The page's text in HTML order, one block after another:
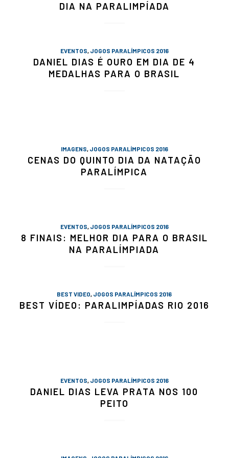
DIA NA PARALIMPÍADA
EVENTOS, JOGOS PARALÍMPICOS 2016
DANIEL DIAS É OURO EM DIA DE 4
MEDALHAS PARA O BRASIL
IMAGENS, JOGOS PARALÍMPICOS 2016
CENAS DO QUINTO DIA DA NATAÇÃO
PARALÍMPICA
EVENTOS, JOGOS PARALÍMPICOS 2016
8 FINAIS: MELHOR DIA PARA O BRASIL
NA PARALÍMPIADA
BEST VIDEO, JOGOS PARALÍMPICOS 2016
BEST VÍDEO: PARALIMPÍADAS RIO 2016
EVENTOS, JOGOS PARALÍMPICOS 2016
DANIEL DIAS LEVA PRATA NOS 100
PEITO